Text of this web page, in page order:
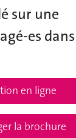
sur une
es dans
en ligne
la brochure